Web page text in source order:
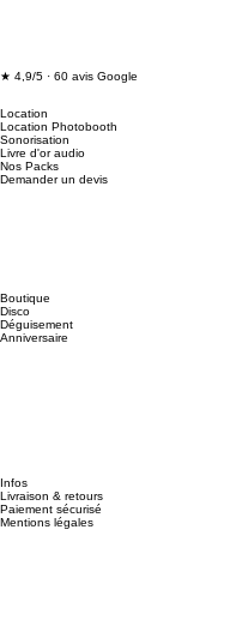
★ 4,9/5 · 60 avis Google
Boutique
Disco
Déguisement
Anniversaire
Location
Location Photobooth
Sonorisation
Livre d'or audio
Nos Packs
Demander un devis
Infos
Livraison & retours
Paiement sécurisé
Mentions légales